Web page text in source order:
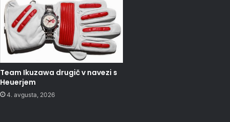
Team Ikuzawa drugič v navezi s
Heuerjem
4. avgusta, 2026